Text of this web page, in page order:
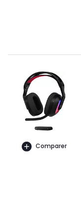
Comparer